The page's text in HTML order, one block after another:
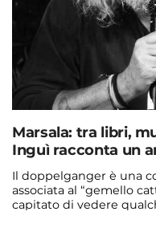
Marsala: tra libri,
Inguì racconta un
Il doppelganger è una
associata al “gemello
capitato di vedere